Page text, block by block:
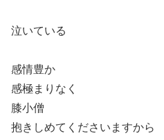
泣いている
感情豊か
感極まりなく
膝小僧
抱きしめてくださいますから